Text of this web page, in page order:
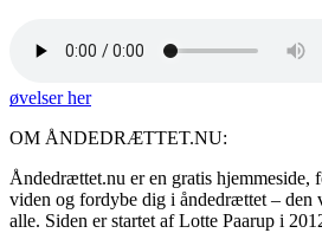
øvelser her
OM ÅNDEDRÆTTET.NU:
Åndedrættet.nu er en gratis hjemmeside,
viden og fordybe dig i åndedrættet – den
alle. Siden er startet af Lotte Paarup i